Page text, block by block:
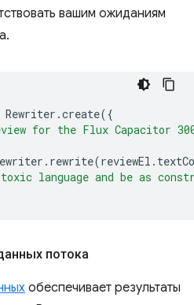
вашим ожиданиям
Rewriter .create({
for the Flux Capacitor
. rewrite(reviewEl .
language and be as
потока
обеспечивает результаты